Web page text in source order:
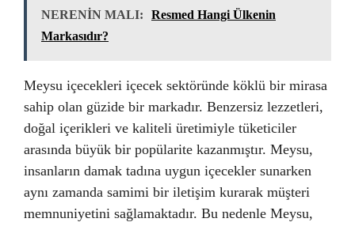
NERENİN MALI:
Resmed Hangi Ülkenin
Markasıdır?
Meysu içecekleri içecek sektöründe köklü bir mirasa
sahip olan güzide bir markadır. Benzersiz lezzetleri,
doğal içerikleri ve kaliteli üretimiyle tüketiciler
arasında büyük bir popülarite kazanmıştır. Meysu,
insanların damak tadına uygun içecekler sunarken
aynı zamanda samimi bir iletişim kurarak müşteri
memnuniyetini sağlamaktadır. Bu nedenle Meysu,